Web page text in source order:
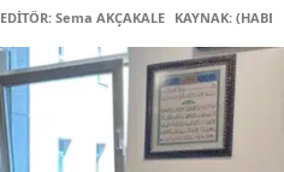
EDİTÖR: Sema AKÇAKALE KAYNAK: